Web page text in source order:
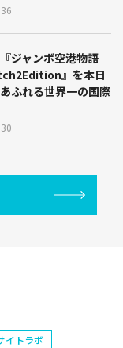
ジャンボ空港物語
』を本日
ふれる世界一の国際
イトラボ